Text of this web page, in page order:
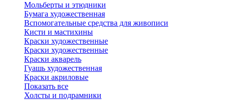
Мольберты и этюдники
Бумага художественная
Вспомогательные средства для живописи
Кисти и мастихины
Краски художественные
Краски художественные
Краски акварель
Гуашь художественная
Краски акриловые
Показать все
Холсты и подрамники